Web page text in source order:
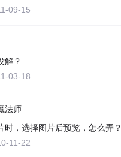
09-15
解？
03-18
法师
时，选择图片后预览，怎么弄？
11-22